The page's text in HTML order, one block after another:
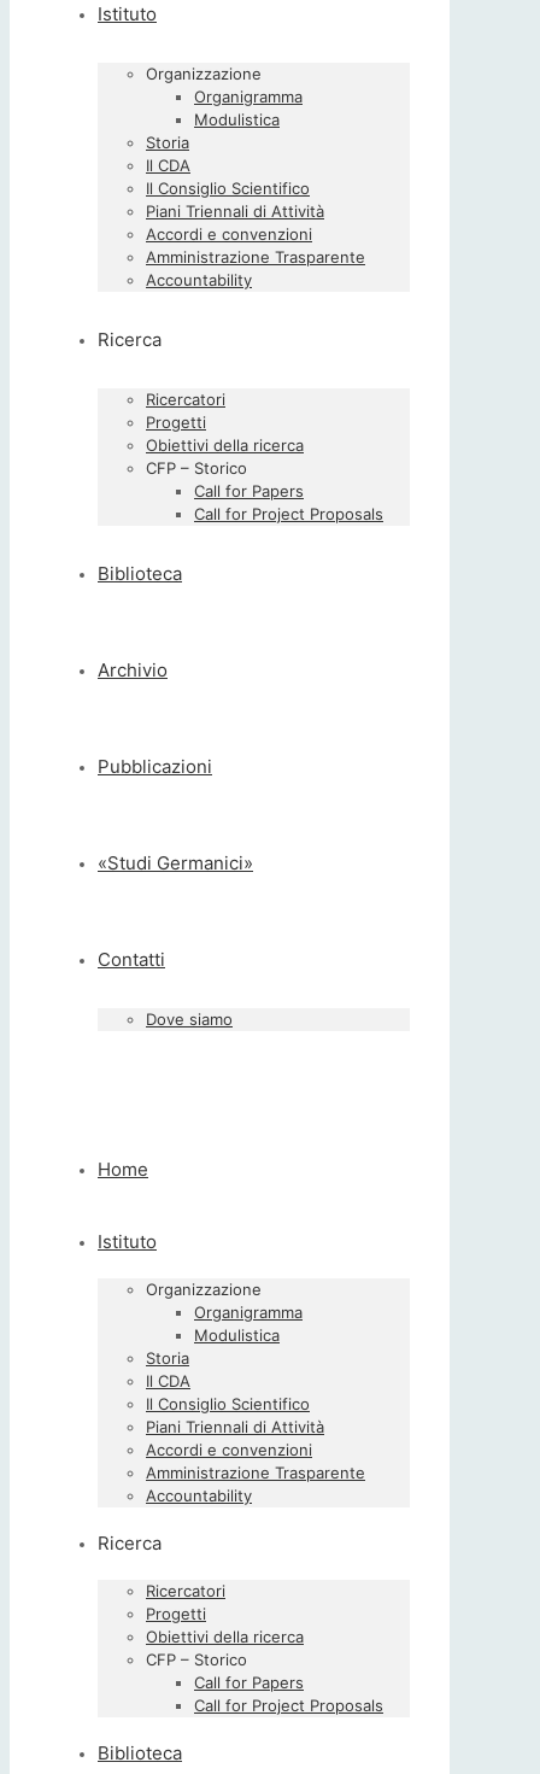
Istituto
Organizzazione
Organigramma
Modulistica
Storia
Il CDA
Il Consiglio Scientifico
Piani Triennali di Attività
Accordi e convenzioni
Amministrazione Trasparente
Accountability
Ricerca
Ricercatori
Progetti
Obiettivi della ricerca
CFP – Storico
Call for Papers
Call for Project Proposals
Biblioteca
Archivio
Pubblicazioni
«Studi Germanici»
Contatti
Dove siamo
Home
Istituto
Organizzazione
Organigramma
Modulistica
Storia
Il CDA
Il Consiglio Scientifico
Piani Triennali di Attività
Accordi e convenzioni
Amministrazione Trasparente
Accountability
Ricerca
Ricercatori
Progetti
Obiettivi della ricerca
CFP – Storico
Call for Papers
Call for Project Proposals
Biblioteca